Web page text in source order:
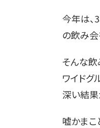
今年は
の飲み会
そんな飲
ワイドグ
深い結果
嘘かまこ